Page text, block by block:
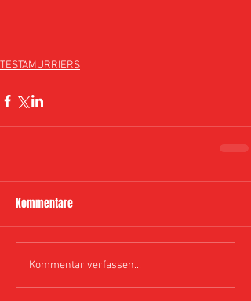
TESTAMURRIERS
Kommentare
Kommentar verfassen...